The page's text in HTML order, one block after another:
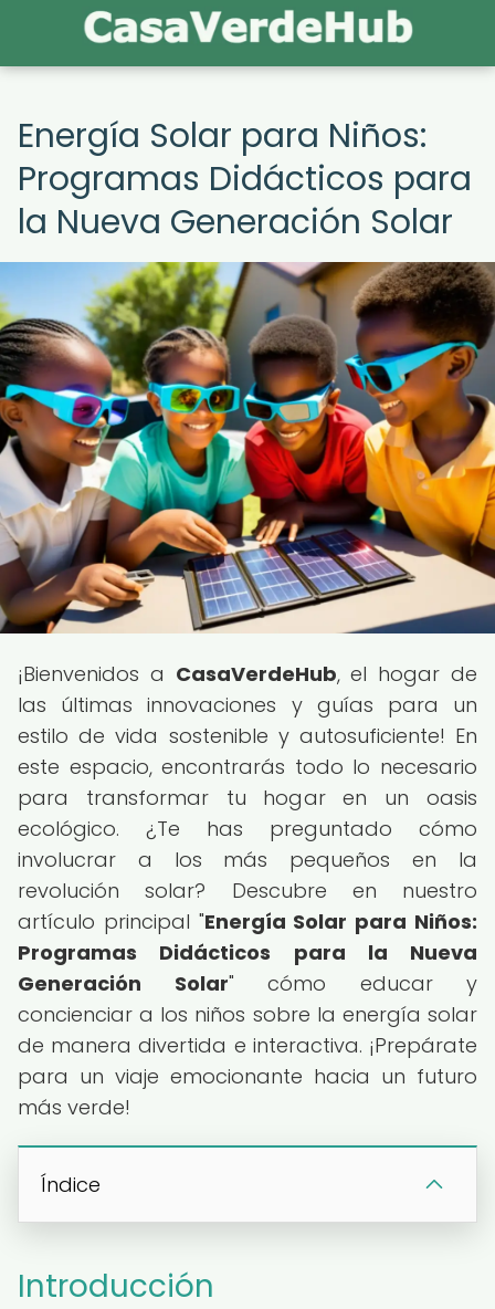
Energía Solar para Niños:
Programas Didácticos para
la Nueva Generación Solar
¡Bienvenidos a CasaVerdeHub, el hogar de
las últimas innovaciones y guías para un
estilo de vida sostenible y autosuficiente! En
este espacio, encontrarás todo lo necesario
para transformar tu hogar en un oasis
ecológico. ¿Te has preguntado cómo
involucrar a los más pequeños en la
revolución solar? Descubre en nuestro
artículo principal "Energía Solar para Niños:
Programas Didácticos para la Nueva
Generación Solar" cómo educar y
concienciar a los niños sobre la energía solar
de manera divertida e interactiva. ¡Prepárate
para un viaje emocionante hacia un futuro
más verde!
Índice
Introducción